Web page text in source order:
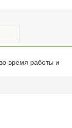
время работы и